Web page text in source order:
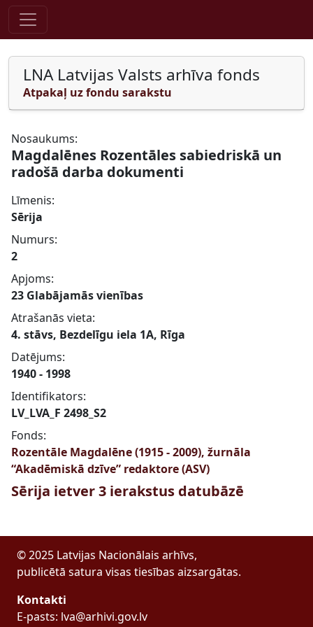
Pāriet uz saturu
LNA Latvijas Valsts arhīva fonds
Atpakaļ uz fondu sarakstu
Nosaukums:
Magdalēnes Rozentāles sabiedriskā un
radošā darba dokumenti
Līmenis:
Sērija
Numurs:
2
Apjoms:
23 Glabājamās vienības
Atrašanās vieta:
4. stāvs, Bezdelīgu iela 1A, Rīga
Datējums:
1940 - 1998
Identifikators:
LV_LVA_F 2498_S2
Fonds:
Rozentāle Magdalēne (1915 - 2009), žurnāla
“Akadēmiskā dzīve” redaktore (ASV)
Sērija ietver 3 ierakstus datubāzē
© 2025 Latvijas Nacionālais arhīvs,
publicētā satura visas tiesības aizsargātas.
Kontakti
E-pasts: lva@arhivi.gov.lv